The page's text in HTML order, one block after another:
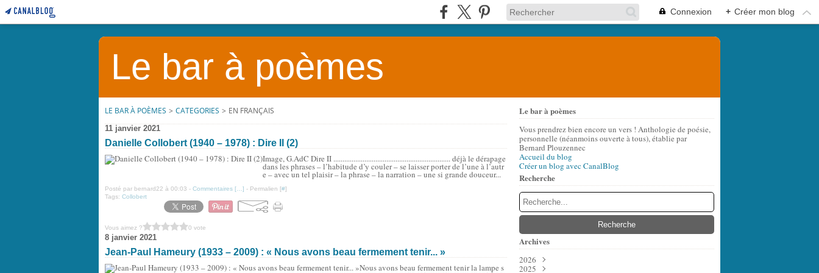
Connexion + Créer mon blog
Le bar à poèmes
LE BAR À POÈMES > CATEGORIES > EN FRANÇAIS
11 janvier 2021
Danielle Collobert (1940 – 1978) : Dire II (2)
Image, G.AdC Dire II ................................................................ déjà le dérapage
dans les phrases – l’habitude d’y couler – se laisser porter de l’une à l’autr
e – avec un tel plaisir – la phrase – la narration – une si grande douceur...
Posté par bernard22 à 00:03 - Commentaires [ ] - Permalien [#]
Tags: Collobert
Vous aimez ? 0 vote
8 janvier 2021
Jean-Paul Hameury (1933 – 2009) : « Nous avons beau fermement tenir... »
Nous avons beau fermement tenir la lampe s
Le bar à poèmes
Vous prendrez bien encore un vers ! Anthologie de poésie,
personnelle (néanmoins ouverte à tous), établie par
Bernard Plouzennec
Accueil du blog
Créer un blog avec CanalBlog
Recherche
Archives
2026
Août
2025